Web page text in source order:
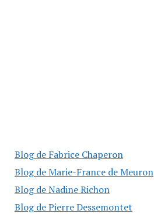
Blog de Fabrice Chaperon
Blog de Marie-France de Meuron
Blog de Nadine Richon
Blog de Pierre Dessemontet